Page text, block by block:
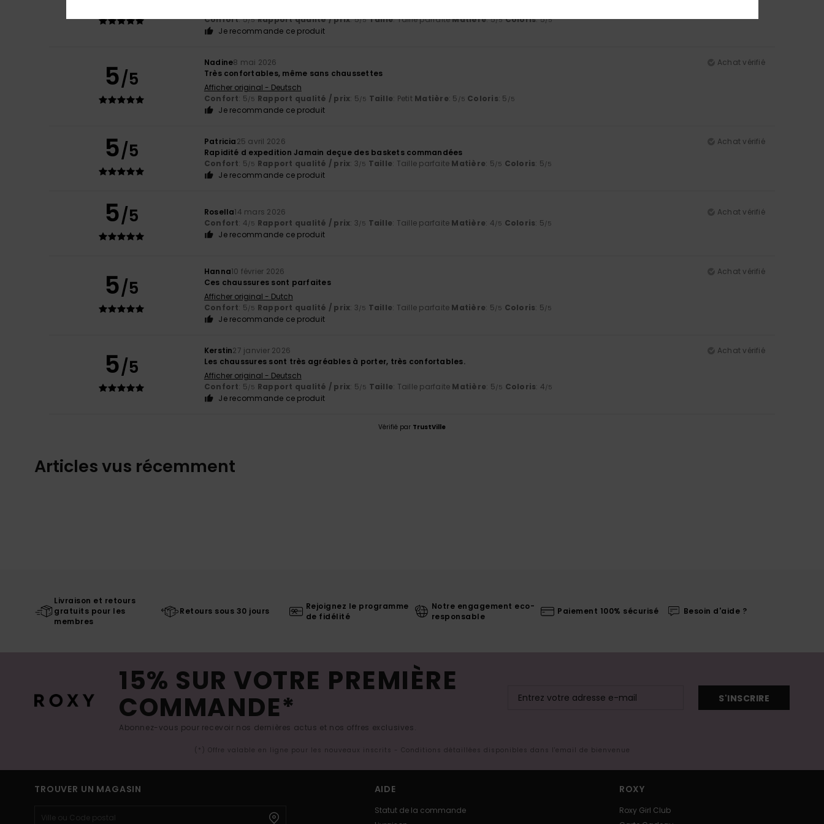
Confort: 5/5 Rapport qualité / prix: 5/5 Taille: Taille parfaiteMatière: 5/5 Coloris: 5/5
Je recommande ce produit
5/5
Nadine8 mai 2026
Achat vérifié
Très confortables, même sans chaussettes
Afficher original - Deutsch
Confort: 5/5 Rapport qualité / prix: 5/5 Taille: Petit Matière: 5 /5 Coloris: 5 /5
Je recommande ce produit
5/5 Patricia25 avril 2026
Achat vérifié
Rapidité d expedition Jamain deçue des baskets commandées
Confort: 5/5 Rapport qualité / prix: 3/5 Taille: Taille parfaite Matière: 5/5 Coloris: 5/5
Je recommande ce produit
5/5 Rosella14 mars 2026
Achat vérifié
Confort: 4/5 Rapport qualité / prix: 3/5 Taille: Taille parfaite Matière: 4/5 Coloris: 5/5
Je recommande ce produit
5/5
Hanna10 février 2026
Achat vérifié
Ces chaussures sont parfaites
Afficher original - Dutch
Confort: 5/5 Rapport qualité / prix: 3/5 Taille: Taille parfaite Matière: 5/5 Coloris: 5/5
Je recommande ce produit
5/5
Kerstin27 janvier 2026
Achat vérifié
Les chaussures sont très agréables à porter, très confortables.
Afficher original - Deutsch
Confort: 5/5 Rapport qualité / prix: 5/5 Taille: Taille parfaite Matière: 5/5 Coloris: 4/5
Je recommande ce produit
Vérifié par TrustVille
Articles vus récemment
Livraison et retours
gratuits pour les
membres
Retours sous 30 jours
Rejoignez le programme
de fidélité
Notre engagement eco-
responsable
Paiement 100% sécurisé Besoin d'aide ?
15% SUR VOTRE PREMIÈRE
COMMANDE*
Abonnez-vous pour recevoir nos dernières actus et nos offres exclusives.
S'INSCRIRE
(*) Offre valable en ligne pour les nouveaux inscrits - Conditions détaillées disponibles dans l'email de bienvenue
TROUVER UN MAGASIN AIDE
Statut de la commande
ROXY
Roxy Girl Club